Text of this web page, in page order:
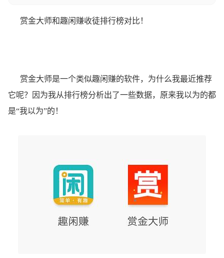
赏金大师和趣闲赚收徒排行榜对比！
赏金大师是一个类似趣闲赚的软件，为什么我最近推荐
它呢？因为我从排行榜分析出了一些数据，原来我以为的都
是“我以为”的！